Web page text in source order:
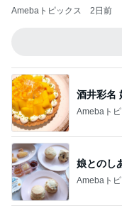
Amebaトピックス 2日前
酒井彩名
Amebaト
娘とのし
Amebaト